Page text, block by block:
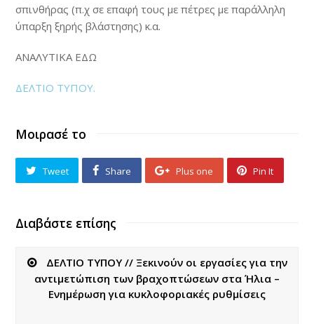
σπινθήρας (π.χ σε επαφή τους με πέτρες με παράλληλη
ύπαρξη ξηρής βλάστησης) κ.α.
ΑΝΑΛΥΤΙΚΑ ΕΔΩ
ΔΕΛΤΙΟ ΤΥΠΟΥ.
Μοιρασέ το
Tweet Share Plus one Pin It
Διαβάστε επίσης
ΔΕΛΤΙΟ ΤΥΠΟΥ // Ξεκινούν οι εργασίες για την
αντιμετώπιση των βραχοπτώσεων στα Ήλια –
Ενημέρωση για κυκλοφοριακές ρυθμίσεις